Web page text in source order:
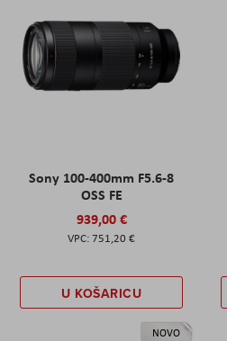
Sony 100-400mm F5.6-8
OSS FE
939,00 €
751,20 €
U KOŠARICU
NOVO